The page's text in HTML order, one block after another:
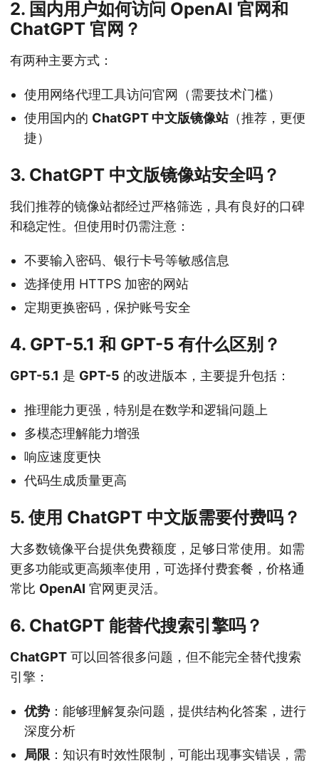
2. 国内用户如何访问 OpenAI 官网和
ChatGPT 官网？
有两种主要方式：
使用网络代理工具访问官网（需要技术门槛）
使用国内的 ChatGPT 中文版镜像站（推荐，更便
捷）
3. ChatGPT 中文版镜像站安全吗？
我们推荐的镜像站都经过严格筛选，具有良好的口碑
和稳定性。但使用时仍需注意：
不要输入密码、银行卡号等敏感信息
选择使用 HTTPS 加密的网站
定期更换密码，保护账号安全
4. GPT-5.1 和 GPT-5 有什么区别？
GPT-5.1 是 GPT-5 的改进版本，主要提升包括：
推理能力更强，特别是在数学和逻辑问题上
多模态理解能力增强
响应速度更快
代码生成质量更高
5. 使用 ChatGPT 中文版需要付费吗？
大多数镜像平台提供免费额度，足够日常使用。如需
更多功能或更高频率使用，可选择付费套餐，价格通
常比 OpenAI 官网更灵活。
6. ChatGPT 能替代搜索引擎吗？
ChatGPT 可以回答很多问题，但不能完全替代搜索
引擎：
优势 ：能够理解复杂问题，提供结构化答案，进行
深度分析
局限 ：知识有时效性限制，可能出现事实错误，需